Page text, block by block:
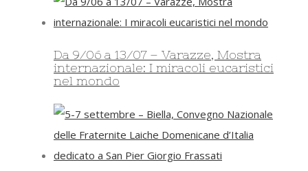
Da 9/06 a 13/07 – Varazze, Mostra
internazionale: I miracoli eucaristici
nel mondo